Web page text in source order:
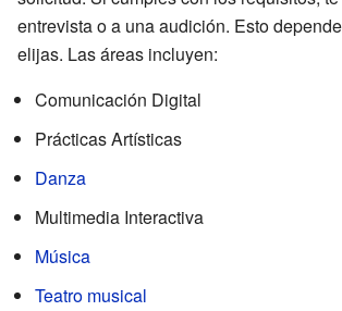
entrevista o a una audición. Esto
elijas. Las áreas incluyen:
Comunicación Digital
Prácticas Artísticas
Danza
Multimedia Interactiva
Música
Teatro musical